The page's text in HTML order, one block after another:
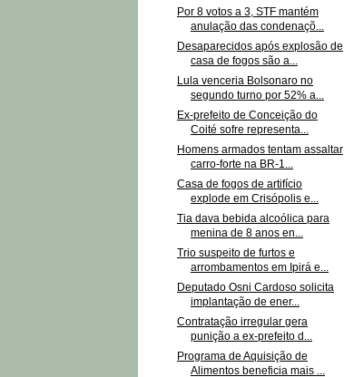
Por 8 votos a 3, STF mantém
anulação das condenaçõ...
Desaparecidos após explosão de
casa de fogos são a...
Lula venceria Bolsonaro no
segundo turno por 52% a...
Ex-prefeito de Conceição do
Coité sofre representa...
Homens armados tentam assaltar
carro-forte na BR-1...
Casa de fogos de artifício
explode em Crisópolis e...
Tia dava bebida alcoólica para
menina de 8 anos en...
Trio suspeito de furtos e
arrombamentos em Ipirá e...
Deputado Osni Cardoso solicita
implantação de ener...
Contratação irregular gera
punição a ex-prefeito d...
Programa de Aquisição de
Alimentos beneficia mais ...